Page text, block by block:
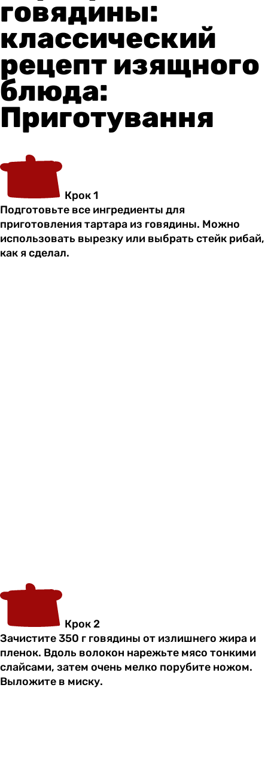
говядины:
классический
рецепт изящного
блюда:
Приготування
Крок 1
Подготовьте все ингредиенты для
приготовления тартара из говядины. Можно
использовать вырезку или выбрать стейк рибай,
как я сделал.
Крок 2
Зачистите 350 г говядины от излишнего жира и
пленок. Вдоль волокон нарежьте мясо тонкими
слайсами, затем очень мелко порубите ножом.
Выложите в миску.